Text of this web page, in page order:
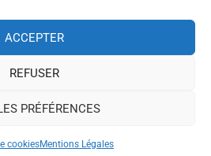
ACCEPTER
REFUSER
PRÉFÉRENCES
cookiesMentions Légales
Légales